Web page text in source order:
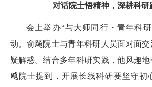
对话院士悟精神，深耕科研
会上举办“与大师同行・青年科
动。俞飚院士与青年科研人员面对面
疑解惑。结合多年科研实践，他风趣
飚院士提到，开展长线科研要坚守初